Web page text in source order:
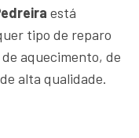
está
tipo de reparo
aquecimento, de
alta qualidade.